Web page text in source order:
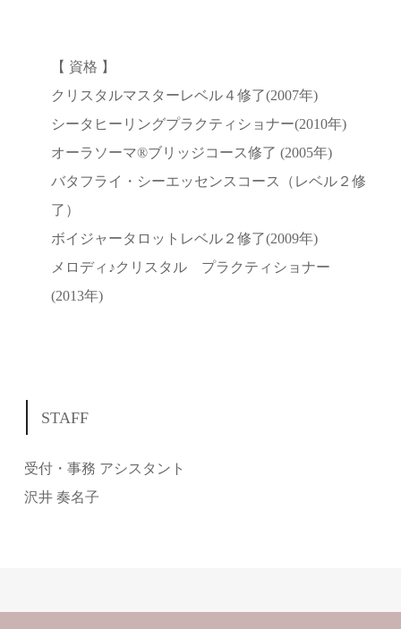
【 資格 】
クリスタルマスターレベル４修了(2007年)
シータヒーリングプラクティショナー(2010年)
オーラソーマ®ブリッジコース修了 (2005年)
バタフライ・シーエッセンスコース（レベル２修
了）
ボイジャータロットレベル２修了(2009年)
メロディ♪クリスタル プラクティショナー
(2013年)
STAFF
受付・事務 アシスタント
沢井 奏名子